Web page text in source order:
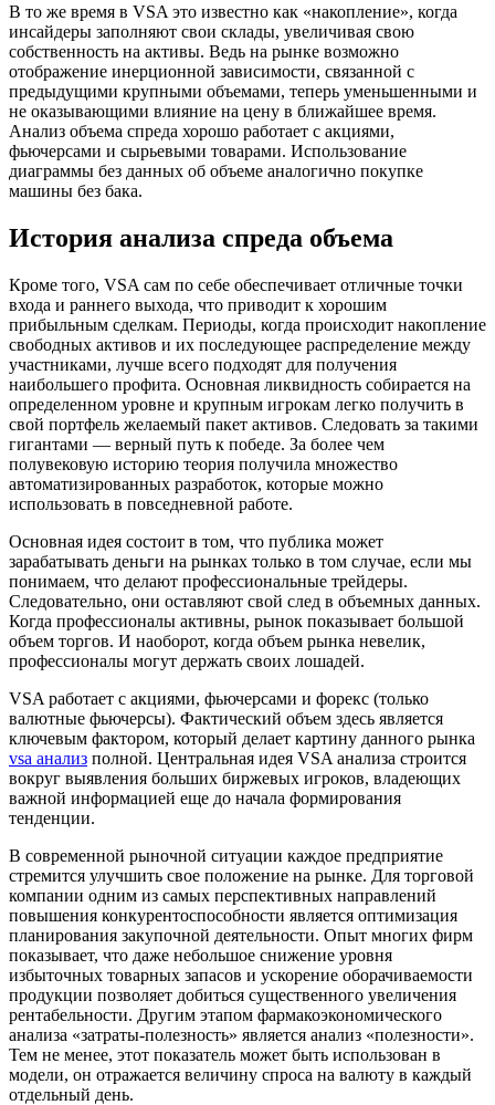
В то же время в VSA это известно как «накопление», когда
инсайдеры заполняют свои склады, увеличивая свою
собственность на активы. Ведь на рынке возможно
отображение инерционной зависимости, связанной с
предыдущими крупными объемами, теперь уменьшенными и
не оказывающими влияние на цену в ближайшее время.
Анализ объема спреда хорошо работает с акциями,
фьючерсами и сырьевыми товарами. Использование
диаграммы без данных об объеме аналогично покупке
машины без бака.
История анализа спреда объема
Кроме того, VSA сам по себе обеспечивает отличные точки
входа и раннего выхода, что приводит к хорошим
прибыльным сделкам. Периоды, когда происходит накопление
свободных активов и их последующее распределение между
участниками, лучше всего подходят для получения
наибольшего профита. Основная ликвидность собирается на
определенном уровне и крупным игрокам легко получить в
свой портфель желаемый пакет активов. Следовать за такими
гигантами — верный путь к победе. За более чем
полувековую историю теория получила множество
автоматизированных разработок, которые можно
использовать в повседневной работе.
Основная идея состоит в том, что публика может
зарабатывать деньги на рынках только в том случае, если мы
понимаем, что делают профессиональные трейдеры.
Следовательно, они оставляют свой след в объемных данных.
Когда профессионалы активны, рынок показывает большой
объем торгов. И наоборот, когда объем рынка невелик,
профессионалы могут держать своих лошадей.
VSA работает с акциями, фьючерсами и форекс (только
валютные фьючерсы). Фактический объем здесь является
ключевым фактором, который делает картину данного рынка
vsa анализ полной. Центральная идея VSA анализа строится
вокруг выявления больших биржевых игроков, владеющих
важной информацией еще до начала формирования
тенденции.
В современной рыночной ситуации каждое предприятие
стремится улучшить свое положение на рынке. Для торговой
компании одним из самых перспективных направлений
повышения конкурентоспособности является оптимизация
планирования закупочной деятельности. Опыт многих фирм
показывает, что даже небольшое снижение уровня
избыточных товарных запасов и ускорение оборачиваемости
продукции позволяет добиться существенного увеличения
рентабельности. Другим этапом фармакоэкономического
анализа «затраты-полезность» является анализ «полезности».
Тем не менее, этот показатель может быть использован в
модели, он отражается величину спроса на валюту в каждый
отдельный день.